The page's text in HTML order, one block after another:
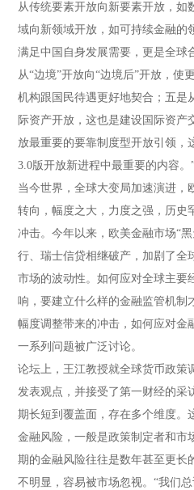
从传统要素开放向新要素开放，如
域向新领域开放，如可持续金融的
满足中国自身发展需要，更是全球
从“边境”开放向“边境后”开放，使
机构跟国民待遇更好地契合；五是
际资产开放，这也是建设国际资产
放最重要的要靠制度型开放引领，
3.0版开放新进程中最重要的内容。
当今世界，全球大变局加速演进，
转向，幅度之大，力度之强，历史
冲击。今年以来，欧美金融市场“
行、瑞士信贷相继破产，加剧了全
市场的波动性。如何应对全球主要
响，要建立什么样的金融监管机制
幅度调整带来的冲击，如何应对金
一系列问题被广泛讨论。
论坛上，王江教授就全球货币政策
发表观点，并接受了第一财经的采
期长短到覆盖面，存在多个维度。
金融风险，一般是政策制定者和市
期的金融风险往往是数年甚至更长
不明显，容易被市场忽视。“我们